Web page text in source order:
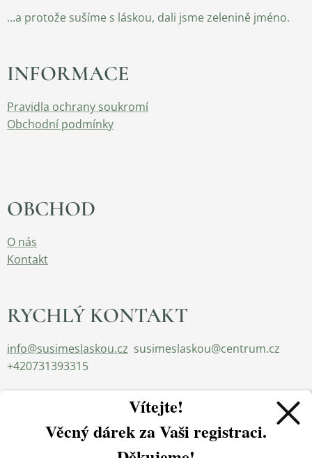
...a protože sušíme s láskou, dali jsme zelenině jméno.
INFORMACE
Pravidla ochrany soukromí
Obchodní podmínky
OBCHOD
O nás
Kontakt
RYCHLÝ KONTAKT
info@susimeslaskou.cz susimeslaskou@centrum.cz
+420731393315
Vítejte!
Věcný dárek zaVaši registraci.